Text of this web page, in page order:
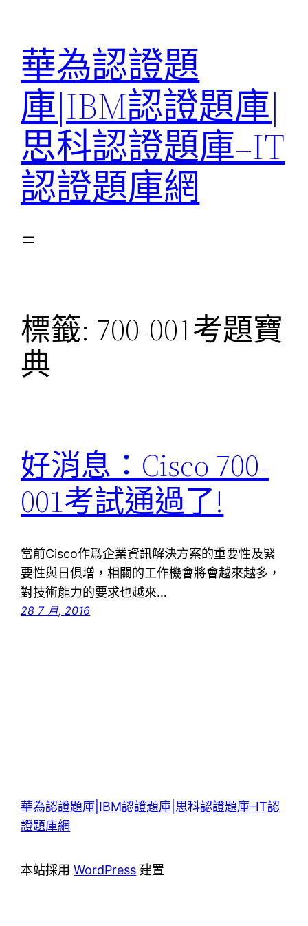
華為認證題
庫|IBM認證題庫|
思科認證題庫–IT
認證題庫網
標籤: 700-001考題寶
典
好消息：Cisco 700-
001考試通過了!
當前Cisco作爲企業資訊解決方案的重要性及緊
要性與日俱增，相關的工作機會將會越來越多，
對技術能力的要求也越來…
28 7 月, 2016
華為認證題庫|IBM認證題庫|思科認證題庫–IT認
證題庫網
本站採用WordPress 建置